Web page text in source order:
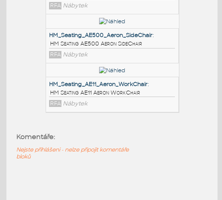
HM_Seating_AE7_Aeron_WorkstoolHigh
HM Seating AE7 Aeron WorkstoolHigh
RFA Nábytek
HM_Seating_AER7_NewAeron_WorkStoolLow
HM Seating AER7 NewAeron WorkStoolLow
RFA Nábytek
HM Seating AE500 Aeron SideChair
Komentáře:
Nejste přihlášeni - nelze připojit komentáře
bloků